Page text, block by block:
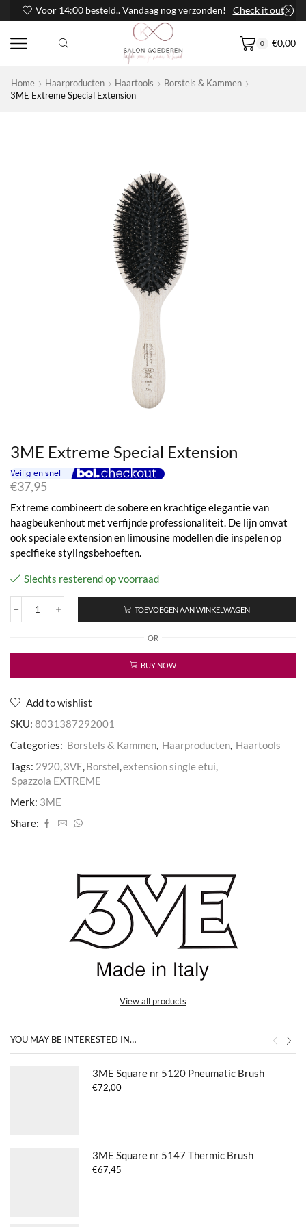
Voor 14:00 besteld.. Vandaag nog verzonden! Check it out
0 €0,00
Home Haarproducten Haartools
Borstels & Kammen
3ME Extreme Special Extension
3ME Extreme Special Extension
€37,95
Extreme combineert de sobere en krachtige elegantie van
haagbeukenhout met verfijnde professionaliteit. De lijn omvat
ook speciale extension en limousine modellen die inspelen op
specifieke stylingsbehoeften.
Slechts resterend op voorraad
3ME
Extension
TOEVOEGEN AAN WINKELWAGEN
OR
BUY NOW
Add to wishlist
SKU: 8031387292001
Categories: Borstels & Kammen, Haarproducten, Haartools
Tags: 2920,3VE,Borstel,extension single etui,
Spazzola EXTREME
Merk: 3ME
Share:
View all products
YOU MAY BE INTERESTED IN…
3ME Square nr 5120 Pneumatic Brush
€72,00
3ME Square nr 5147 Thermic Brush
€67,45